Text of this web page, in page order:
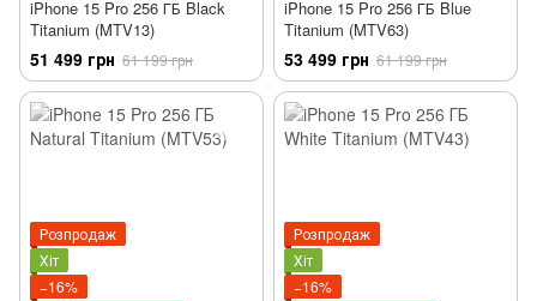
iPhone 15 Pro 256 ГБ Black
Titanium (MTV13)
51 499 грн 61 199 грн
iPhone 15 Pro 256 ГБ Blue
Titanium (MTV63)
53 499 грн 61 199 грн
Розпродаж
Хіт
−16%
Розпродаж
Хіт
−16%